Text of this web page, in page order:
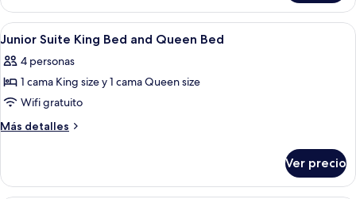
3
habitaciones
Abrir
todas
las
fotos
de
Junior
Bed
and
Una habitación de hotel con una
4
Junior Suite King Bed and Queen Bed
4 personas
1 cama King size y 1 cama Queen size
Wifi gratuito
Más detalles
Más
Suite
Ver precio